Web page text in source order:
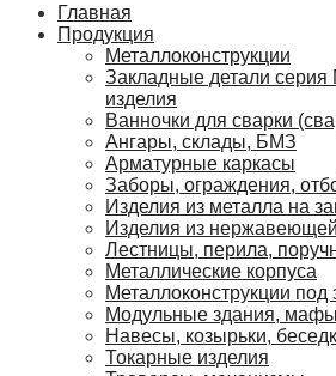
Главная
Продукция
Металлоконструкции
Закладные детали
изделия
Ванночки для сварки
Ангары, склады, БМЗ
Арматурные каркасы
Заборы, ограждения,
Изделия из металла на
Изделия из
Лестницы, перила,
Металлические корпуса
Металлоконструкции под
Модульные здания,
Навесы, козырьки,
Токарные изделия